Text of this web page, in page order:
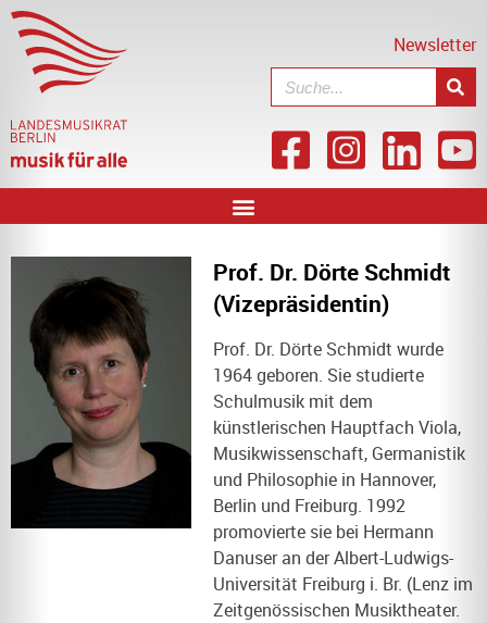
Newsletter
Prof. Dr. Dörte Schmidt
(Vizepräsidentin)
Prof. Dr. Dörte Schmidt wurde
1964 geboren. Sie studierte
Schulmusik mit dem
künstlerischen Hauptfach Viola,
Musikwissenschaft, Germanistik
und Philosophie in Hannover,
Berlin und Freiburg. 1992
promovierte sie bei Hermann
Danuser an der Albert-Ludwigs-
Universität Freiburg i. Br. (Lenz im
Zeitgenössischen Musiktheater.